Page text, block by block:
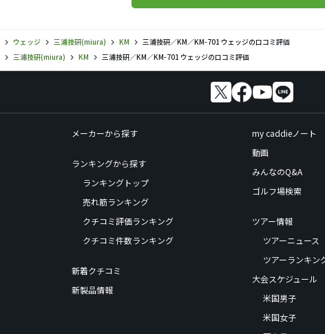
ウェッジ 三浦技研(miura) KM
三浦技研／KM／KM-701 ウェッジの口コミ評価
三浦技研(miura) KM 三浦技研／KM／KM-701 ウェッジの口コミ評価
メーカーから探す
ランキングから探す
ランキングトップ
売れ筋ランキング
クチコミ評価ランキング
クチコミ件数ランキング
新着クチコミ
新製品情報
my caddieノート
動画
みんなのQ&A
ゴルフ場検索
ツアー情報
ツアーニュース
ツアーランキン
大会スケジュール
米国男子
米国女子